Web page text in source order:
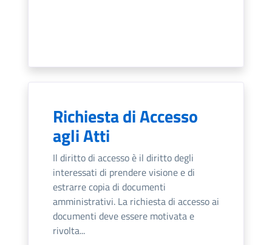
Richiesta di Accesso
agli Atti
Il diritto di accesso è il diritto degli
interessati di prendere visione e di
estrarre copia di documenti
amministrativi. La richiesta di accesso ai
documenti deve essere motivata e
rivolta...